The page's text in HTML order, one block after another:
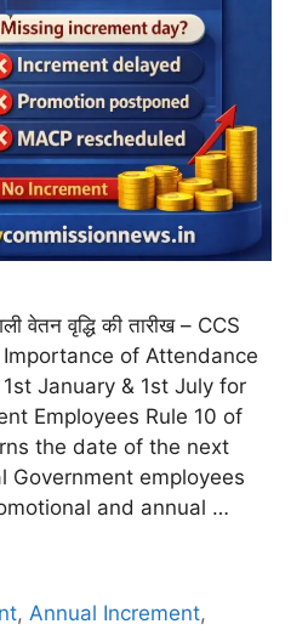
वेतन वृद्धि की तारीख – CCS
Importance of Attendance
January & 1st July for
Employees Rule 10 of
the date of the next
Government employees
and annual …
,Annual Increment,